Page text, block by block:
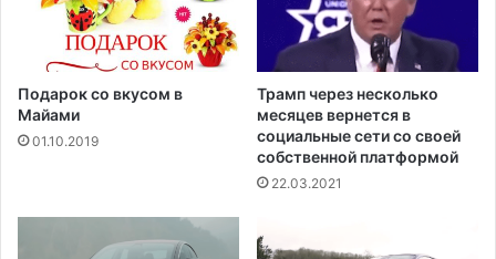
е
п
о
а
ж
е
т
Подарок со вкусом в
Майами
01.10.2019
Трамп через несколько
месяцев вернется в
социальные сети со своей
собственной платформой
22.03.2021